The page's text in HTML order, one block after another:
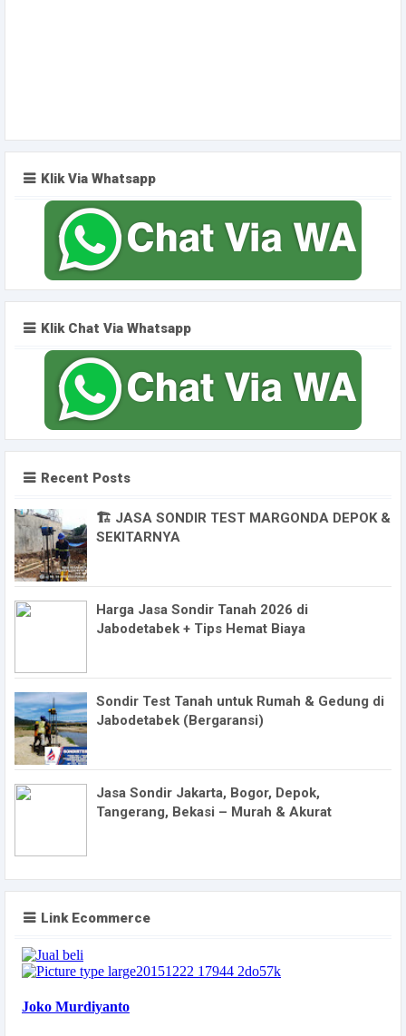
Klik Via Whatsapp
Klik Chat Via Whatsapp
Recent Posts
🏗️ JASA SONDIR TEST MARGONDA DEPOK &
SEKITARNYA
Harga Jasa Sondir Tanah 2026 di
Jabodetabek + Tips Hemat Biaya
Sondir Test Tanah untuk Rumah & Gedung di
Jabodetabek (Bergaransi)
Jasa Sondir Jakarta, Bogor, Depok,
Tangerang, Bekasi – Murah & Akurat
Link Ecommerce